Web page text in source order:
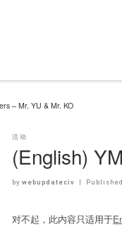
– Mr. YU & Mr. KO
活动
(English)
by webupdateciv Published
对不起，此内容只适用于